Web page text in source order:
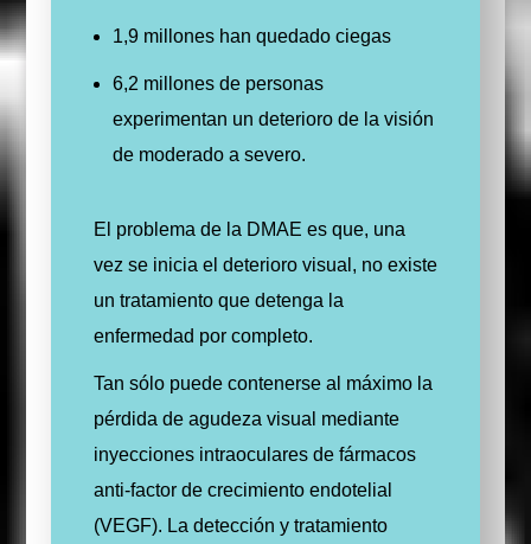
1,9 millones han quedado ciegas
6,2 millones de personas
experimentan un deterioro de la visión
de moderado a severo.
El problema de la DMAE es que, una
vez se inicia el deterioro visual, no existe
un tratamiento que detenga la
enfermedad por completo.
Tan sólo puede contenerse al máximo la
pérdida de agudeza visual mediante
inyecciones intraoculares de fármacos
anti-factor de crecimiento endotelial
(VEGF). La detección y tratamiento